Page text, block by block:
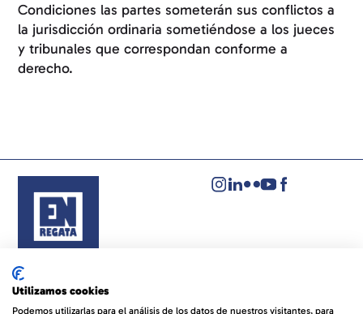
Condiciones las partes someterán sus conflictos a
la jurisdicción ordinaria sometiéndose a los jueces
y tribunales que correspondan conforme a
derecho.
Política de cookies
Utilizamos cookies
Podemos utilizarlas para el análisis de los datos de nuestros visitantes, para